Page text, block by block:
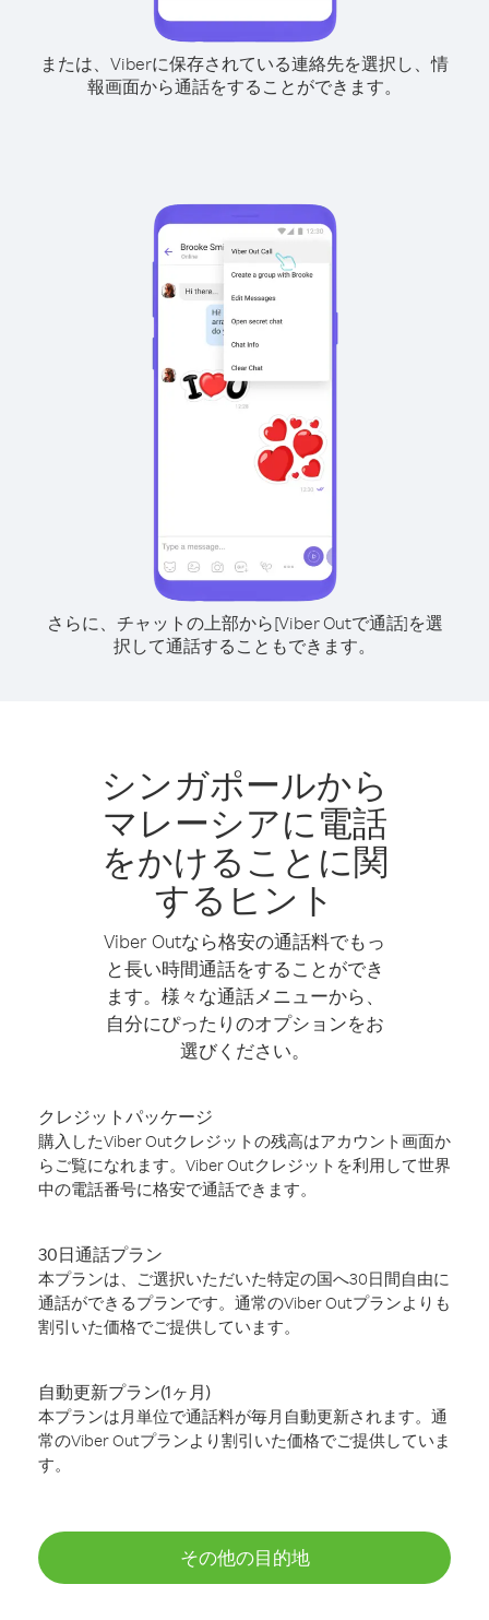
または、Viberに保存されている連絡先を選択し、情
報画面から通話をすることができます。
さらに、チャットの上部から[Viber Outで通話]を選
択して通話することもできます。
シンガポールから
マレーシアに電話
をかけることに関
するヒント
Viber Outなら格安の通話料でもっ
と長い時間通話をすることができ
ます。様々な通話メニューから、
自分にぴったりのオプションをお
選びください。
クレジットパッケージ
購入したViber Outクレジットの残高はアカウント画面か
らご覧になれます。Viber Outクレジットを利用して世界
中の電話番号に格安で通話できます。
30日通話プラン
本プランは、ご選択いただいた特定の国へ30日間自由に
通話ができるプランです。通常のViber Outプランよりも
割引いた価格でご提供しています。
自動更新プラン(1ヶ月)
本プランは月単位で通話料が毎月自動更新されます。通
常のViber Outプランより割引いた価格でご提供していま
す。
その他の目的地